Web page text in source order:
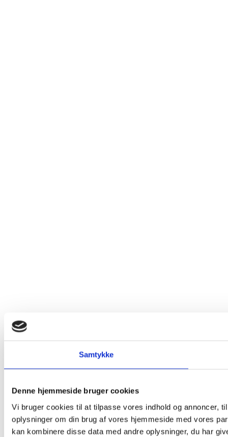
Samtykke
Denne hjemmeside bruger cookies
Vi bruger cookies til at tilpasse vores indhold og annoncer,
oplysninger om din brug af vores hjemmeside med vores
kan kombinere disse data med andre oplysninger, du har